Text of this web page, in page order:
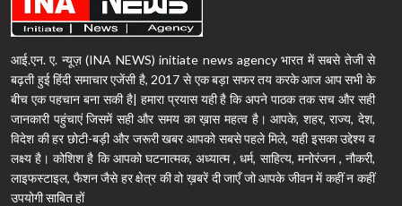
आई.एन. ए. न्यूज़ (INA NEWS) initiate news agency भारत में सबसे तेजी से
बढ़ती हुई हिंदी समाचार एजेंसी है, 2017 से एक बड़ा सफर तय करके आज आप सभी के
बीच एक पहचान बना सकी है| हमारा प्रयास यही है कि अपने पाठक तक सच और सही
जानकारी पहुंचाएं जिसमें सही और समय का ख़ास महत्व है। आपके, शहर, राज्य, देश,
विदेश की हर छोटी-बड़ी और जरूरी खबर आपको सबसे पहले मिले, यही इसका उद्देश्य व
लक्ष्य है। कोशिश है कि आपको घटनात्मक, अध्यात्म , धर्म, साहित्य, मनोरंजन , नौकरी,
लाइफस्टाइल, फैशन जैसे हर क्षेत्र की वो ख़बरें दी जाएँ जो आपके जीवन में कहीं न कहीं
उपयोगी साबित हों